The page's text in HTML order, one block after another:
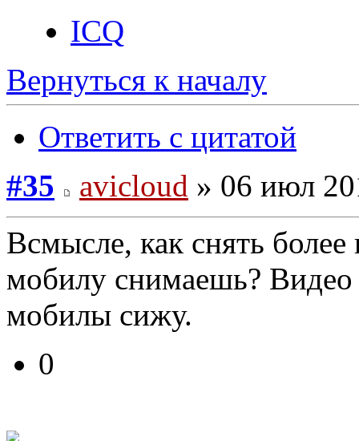
ICQ
Вернуться к началу
Ответить с цитатой
#35
avicloud » 06 июл
Всмысле, как снять
мобилу снимаешь? Видео
мобилы сижу.
0